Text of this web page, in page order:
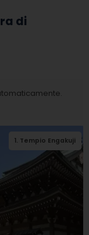
di
2. Tempio Hokokuji
1. Tempio Engakuji